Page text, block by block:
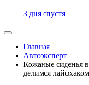
3 дня спустя
Главная
Автоэксперт
Кожаные сиденья
делимся лайфхаком